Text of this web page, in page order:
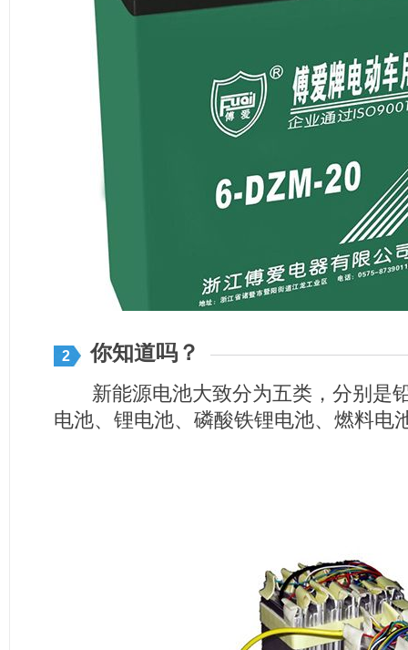
2 你知道吗？
新能源电池大致分为五类，分别是
电池、锂电池、磷酸铁锂电池、燃料电